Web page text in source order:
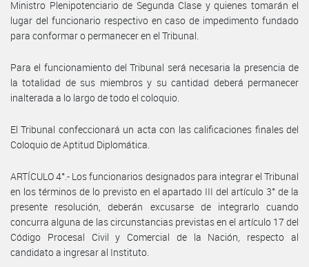
Ministro Plenipotenciario de Segunda Clase y quienes tomarán el
lugar del funcionario respectivo en caso de impedimento fundado
para conformar o permanecer en el Tribunal.
Para el funcionamiento del Tribunal será necesaria la presencia de
la totalidad de sus miembros y su cantidad deberá permanecer
inalterada a lo largo de todo el coloquio.
El Tribunal confeccionará un acta con las calificaciones finales del
Coloquio de Aptitud Diplomática.
ARTÍCULO 4°.- Los funcionarios designados para integrar el Tribunal
en los términos de lo previsto en el apartado III del artículo 3° de la
presente resolución, deberán excusarse de integrarlo cuando
concurra alguna de las circunstancias previstas en el artículo 17 del
Código Procesal Civil y Comercial de la Nación, respecto al
candidato a ingresar al Instituto.